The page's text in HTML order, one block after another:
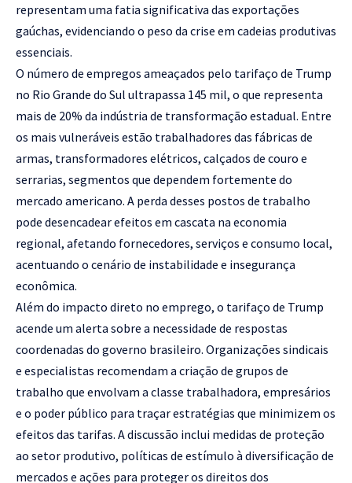
representam uma fatia significativa das exportações
gaúchas, evidenciando o peso da crise em cadeias produtivas
essenciais.
O número de empregos ameaçados pelo tarifaço de Trump
no Rio Grande do Sul ultrapassa 145 mil, o que representa
mais de 20% da indústria de transformação estadual. Entre
os mais vulneráveis estão trabalhadores das fábricas de
armas, transformadores elétricos, calçados de couro e
serrarias, segmentos que dependem fortemente do
mercado americano. A perda desses postos de trabalho
pode desencadear efeitos em cascata na economia
regional, afetando fornecedores, serviços e consumo local,
acentuando o cenário de instabilidade e insegurança
econômica.
Além do impacto direto no emprego, o tarifaço de Trump
acende um alerta sobre a necessidade de respostas
coordenadas do governo brasileiro. Organizações sindicais
e especialistas recomendam a criação de grupos de
trabalho que envolvam a classe trabalhadora, empresários
e o poder público para traçar estratégias que minimizem os
efeitos das tarifas. A discussão inclui medidas de proteção
ao setor produtivo, políticas de estímulo à diversificação de
mercados e ações para proteger os direitos dos